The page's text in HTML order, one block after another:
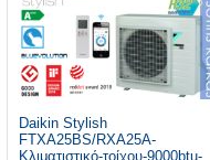
Daikin Stylish
FTXA25BS/RXA25A-
Κλιματιστικό-τοίχου-9000btu-